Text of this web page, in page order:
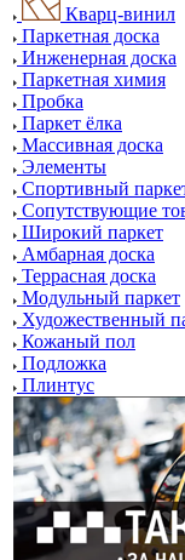
Кварц-винил
Паркетная доска
Инженерная доска
Паркетная химия
Пробка
Паркет ёлка
Массивная доска
Элементы
Спортивный
Сопутствующие
Широкий паркет
Амбарная доска
Террасная доска
Модульный паркет
Художественный
Кожаный пол
Подложка
Плинтус